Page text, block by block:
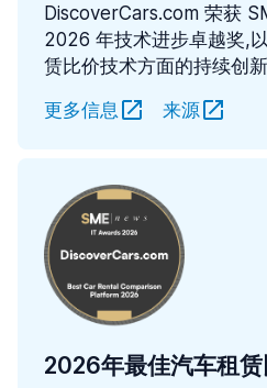
DiscoverCars.com 荣获
2026 年技术进步卓越奖,
赁比价技术方面的持续创新
更多信息
来源
2026年最佳汽车租